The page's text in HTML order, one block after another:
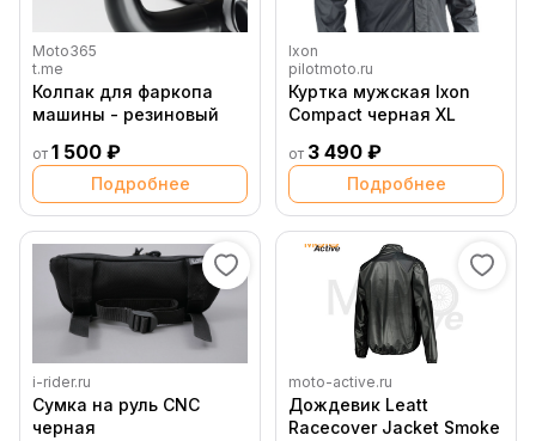
Moto365
t.me
Колпак для фаркопа
машины - резиновый
от 1 500 ₽
Подробнее
Ixon
pilotmoto.ru
Куртка мужская Ixon
Compact черная XL
от 3 490 ₽
Подробнее
i-rider.ru
Сумка на руль CNC
черная
moto-active.ru
Дождевик Leatt
Racecover Jacket Smoke